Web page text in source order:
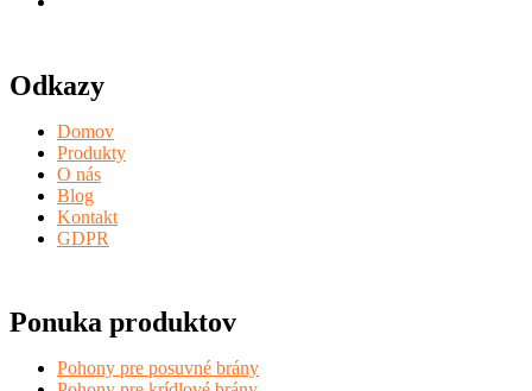
Odkazy
Domov
Produkty
O nás
Blog
Kontakt
GDPR
Ponuka produktov
Pohony pre posuvné brány